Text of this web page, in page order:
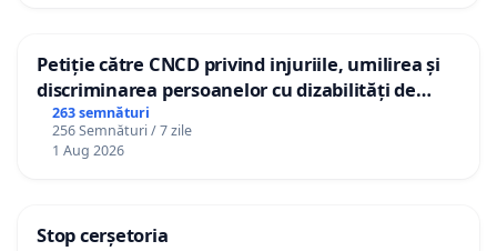
Petiție către CNCD privind injuriile, umilirea și
discriminarea persoanelor cu dizabilități de
către utilizatorul TikTok „Gorici”
263 semnături
256 Semnături / 7 zile
1 Aug 2026
Stop cerșetoria